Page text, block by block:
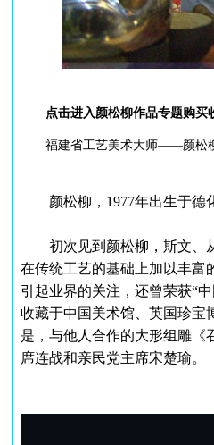
点击进入颜松柳作品专题购买
福建省工艺美术大师——颜松
颜松柳，1977年出生于德化
初次见到颜松柳，斯文、从
在传统工艺的基础上加以丰富
引起业界的关注，还曾荣获“
收藏于中国美术馆、英国珍宝
是，与他人合作的大形组雕《
席连战和亲民党主席宋楚瑜。